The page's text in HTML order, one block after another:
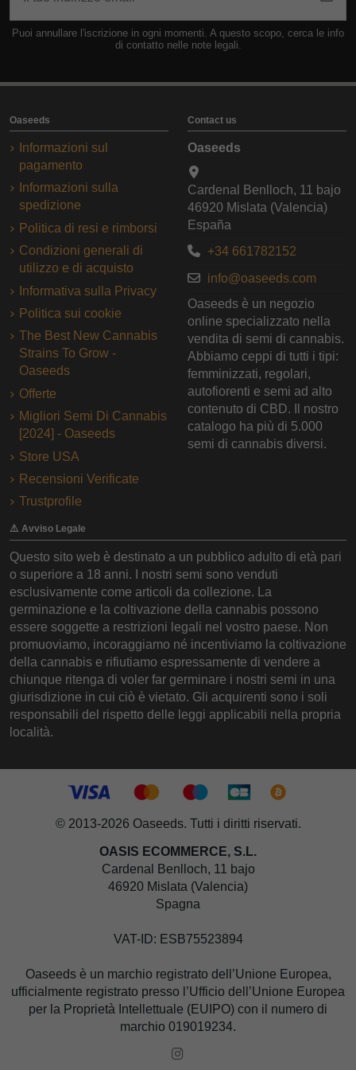
Puoi annullare l'iscrizione in ogni momenti. A questo scopo, cerca le info
di contatto nelle note legali.
Oaseeds
Informazioni sul
pagamento
Informazioni sulla
spedizione
Politica di resi e rimborsi
Condizioni generali di
utilizzo e di acquisto
Informativa sulla Privacy
Politica sui cookie
The Best New Cannabis
Strains To Grow -
Oaseeds
Offerte
Migliori Semi Di Cannabis
[2024] - Oaseeds
Store USA
Recensioni Verificate
Trustprofile
Contact us
Oaseeds
Cardenal Benlloch, 11 bajo
46920 Mislata (Valencia)
España
+34 661782152
info@oaseeds.com
Oaseeds è un negozio
online specializzato nella
vendita di semi di cannabis.
Abbiamo ceppi di tutti i tipi:
femminizzati, regolari,
autofiorenti e semi ad alto
contenuto di CBD. Il nostro
catalogo ha più di 5.000
semi di cannabis diversi.
⚠️ Avviso Legale
Questo sito web è destinato a un pubblico adulto di età pari
o superiore a 18 anni. I nostri semi sono venduti
esclusivamente come articoli da collezione. La
germinazione e la coltivazione della cannabis possono
essere soggette a restrizioni legali nel vostro paese. Non
promuoviamo, incoraggiamo né incentiviamo la coltivazione
della cannabis e rifiutiamo espressamente di vendere a
chiunque ritenga di voler far germinare i nostri semi in una
giurisdizione in cui ciò è vietato. Gli acquirenti sono i soli
responsabili del rispetto delle leggi applicabili nella propria
località.
© 2013-2026 Oaseeds. Tutti i diritti riservati.
OASIS ECOMMERCE, S.L.
Cardenal Benlloch, 11 bajo
46920 Mislata (Valencia)
Spagna
VAT-ID: ESB75523894
Oaseeds è un marchio registrato dell’Unione Europea,
ufficialmente registrato presso l’Ufficio dell’Unione Europea
per la Proprietà Intellettuale (EUIPO) con il numero di
marchio 019019234.